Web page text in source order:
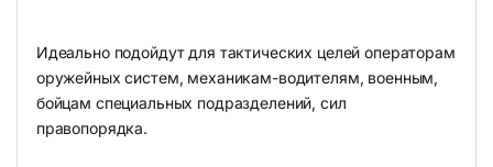
Идеально подойдут для тактических целей операторам
оружейных систем, механикам-водителям, военным,
бойцам специальных подразделений, сил
правопорядка.